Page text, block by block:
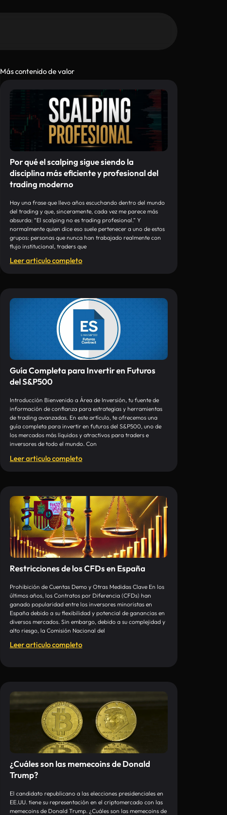
Más contenido de valor
Por qué el scalping sigue siendo la
disciplina más eficiente y profesional del
trading moderno
Hay una frase que llevo años escuchando dentro del mundo
del trading y que, sinceramente, cada vez me parece más
absurda: “El scalping no es trading profesional.” Y
normalmente quien dice eso suele pertenecer a uno de estos
grupos: personas que nunca han trabajado realmente con
flujo institucional, traders que
Leer articulo completo
Guía Completa para Invertir en Futuros
del S&P500
Introducción Bienvenido a Área de Inversión, tu fuente de
información de confianza para estrategias y herramientas
de trading avanzadas. En este artículo, te ofrecemos una
guía completa para invertir en futuros del S&P500, uno de
los mercados más líquidos y atractivos para traders e
inversores de todo el mundo. Con
Leer articulo completo
Restricciones de los CFDs en España
Prohibición de Cuentas Demo y Otras Medidas Clave En los
últimos años, los Contratos por Diferencia (CFDs) han
ganado popularidad entre los inversores minoristas en
España debido a su flexibilidad y potencial de ganancias en
diversos mercados. Sin embargo, debido a su complejidad y
alto riesgo, la Comisión Nacional del
Leer articulo completo
¿Cuáles son las memecoins de Donald
Trump?
El candidato republicano a las elecciones presidenciales en
EE.UU. tiene su representación en el criptomercado con las
memecoins de Donald Trump. ¿Cuáles son las memecoins de